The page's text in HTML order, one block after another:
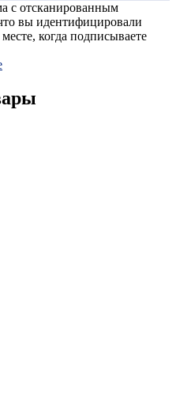
с отсканированным
вы идентифицировали
когда подписываете